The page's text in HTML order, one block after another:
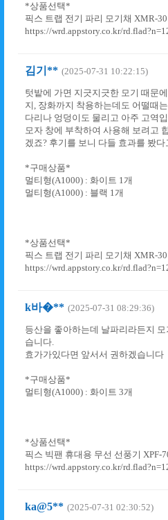
*상품선택*
픽스 트랩 전기 파리 모기채 XMR-
https://wrd.appstory.co.kr/
김기** (2025-07-31 10:22:15)
텃밭에 가면 지긋지긋한 모기 때문
지, 장화까지 착용하는데도 어떨때
다리나 엉덩이도 물리고 아주 고역
모자 창에 부착하여 사용해 보려고
겠죠? 후기를 보니 다들 효과를 봤
*구매상품*
멀티형(A1000) : 화이트 1개
멀티형(A1000) : 블랙 1개
*상품선택*
픽스 트랩 전기 파리 모기채 XMR-
https://wrd.appstory.co.kr/
k바�** (2025-07-31 08:29:36)
등산을 좋아하는데 날파리라든지
습니다.
효가가있다면 앞서서 권하겠습니다
*구매상품*
멀티형(A1000) : 화이트 3개
*상품선택*
픽스 빅팬 휴대용 무선 선풍기 XPF-
https://wrd.appstory.co.kr/
ka@5** (2025-07-31 02:30:52)